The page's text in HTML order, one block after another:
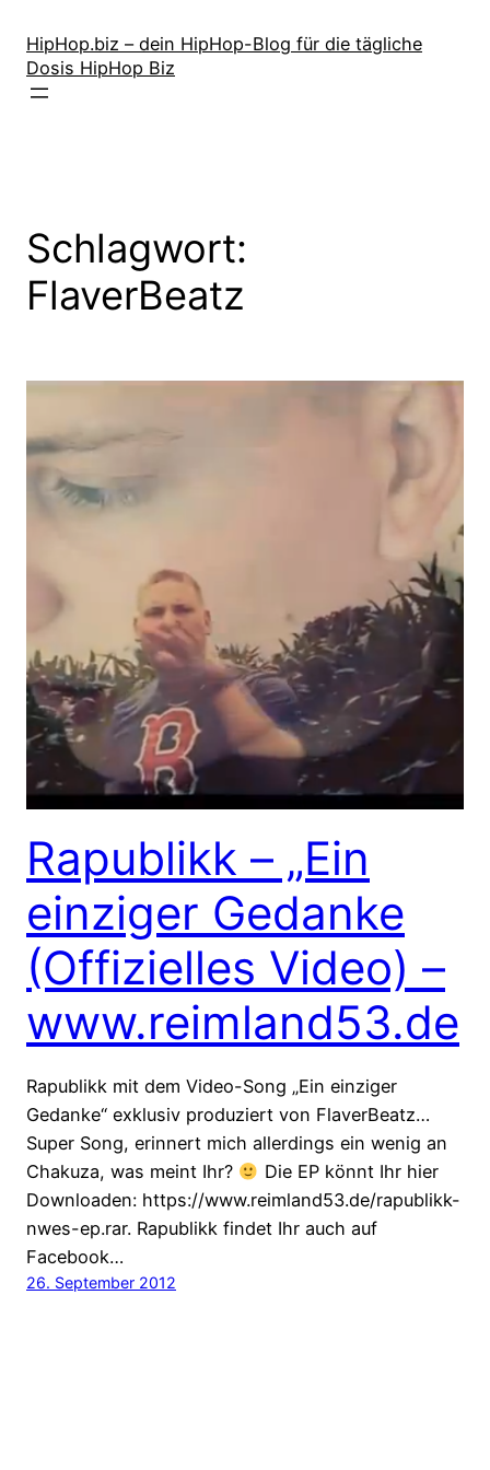
Inhalt
springen
HipHop.biz – dein HipHop-Blog für die tägliche
Dosis HipHop Biz
Schlagwort:
FlaverBeatz
Rapublikk – „Ein
einziger Gedanke
(Offizielles Video) –
www.reimland53.de
Rapublikk mit dem Video-Song „Ein einziger
Gedanke“ exklusiv produziert von FlaverBeatz…
Super Song, erinnert mich allerdings ein wenig an
Chakuza, was meint Ihr?
Die EP könnt Ihr hier
Downloaden: https://www.reimland53.de/rapublikk-
nwes-ep.rar. Rapublikk findet Ihr auch auf
Facebook…
26. September 2012